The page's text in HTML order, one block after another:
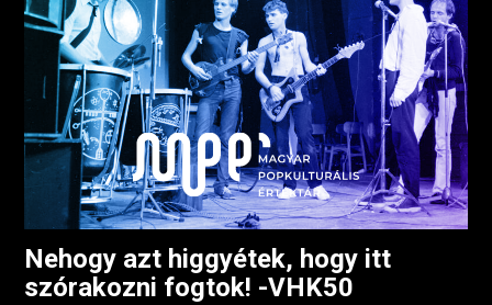
Nehogy azt higgyétek, hogy itt
szórakozni fogtok! -VHK50